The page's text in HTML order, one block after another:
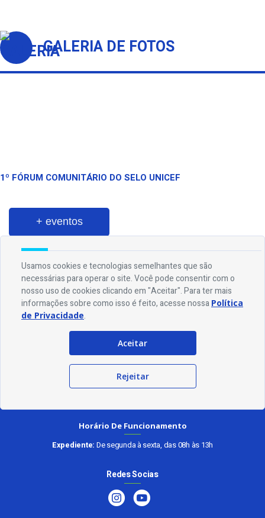
GALERIA DE FOTOS
1º FÓRUM COMUNITÁRIO DO SELO UNICEF
+ eventos
Rua Alcindo Olímpio Maia, 435 - Manoel Forte Maia - CEP 58895-000
Contato
Horário De Funcionamento
Expediente: De segunda à sexta, das 08h às 13h
Redes Socias
Usamos cookies e tecnologias semelhantes que são
necessárias para operar o site. Você pode consentir com o
nosso uso de cookies clicando em "Aceitar". Para ter mais
informações sobre como isso é feito, acesse nossa Política
de Privacidade.
Aceitar
Rejeitar